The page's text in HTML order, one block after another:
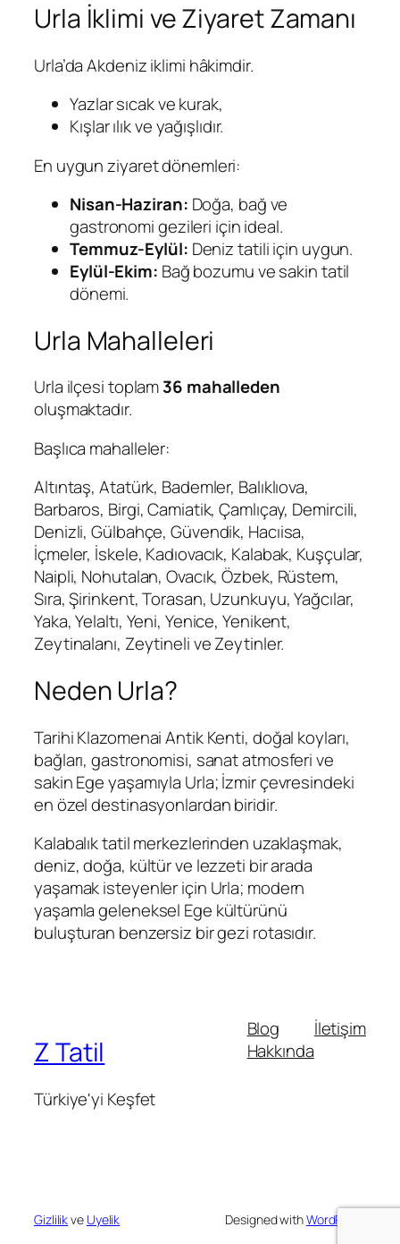
Urla İklimi ve Ziyaret Zamanı
Urla’da Akdeniz iklimi hâkimdir.
Yazlar sıcak ve kurak,
Kışlar ılık ve yağışlıdır.
En uygun ziyaret dönemleri:
Nisan-Haziran: Doğa, bağ ve
gastronomi gezileri için ideal.
Temmuz-Eylül: Deniz tatili için uygun.
Eylül-Ekim: Bağ bozumu ve sakin tatil
dönemi.
Urla Mahalleleri
Urla ilçesi toplam36 mahalleden
oluşmaktadır.
Başlıca mahalleler:
Altıntaş, Atatürk, Bademler, Balıklıova,
Barbaros, Birgi, Camiatik, Çamlıçay, Demircili,
Denizli, Gülbahçe, Güvendik, Hacıisa,
İçmeler, İskele, Kadıovacık, Kalabak, Kuşçular,
Naipli, Nohutalan, Ovacık, Özbek, Rüstem,
Sıra, Şirinkent, Torasan, Uzunkuyu, Yağcılar,
Yaka, Yelaltı, Yeni, Yenice, Yenikent,
Zeytinalanı, Zeytineli ve Zeytinler.
Neden Urla?
Tarihi Klazomenai Antik Kenti, doğal koyları,
bağları, gastronomisi, sanat atmosferi ve
sakin Ege yaşamıyla Urla; İzmir çevresindeki
en özel destinasyonlardan biridir.
Kalabalık tatil merkezlerinden uzaklaşmak,
deniz, doğa, kültür ve lezzeti bir arada
yaşamak isteyenler için Urla; modern
yaşamla geleneksel Ege kültürünü
buluşturan benzersiz bir gezi rotasıdır.
Z Tatil
Türkiye'yi Keşfet
Blog
Hakkında
İletişim
Gizlilikve Uyelik Designed withWordPress